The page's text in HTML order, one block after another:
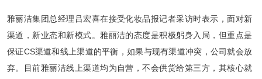
雅丽洁集团总经理吕宏喜在接受化妆品报记者采访时表示，面对新
渠道，新业态和新模式。雅丽洁的态度是积极躬身入局，但重点是
保证CS渠道和线上渠道的平衡，如果与现有渠道冲突，公司就会放
弃。目前雅丽洁线上渠道均为自营，不会供货给第三方，其核心就